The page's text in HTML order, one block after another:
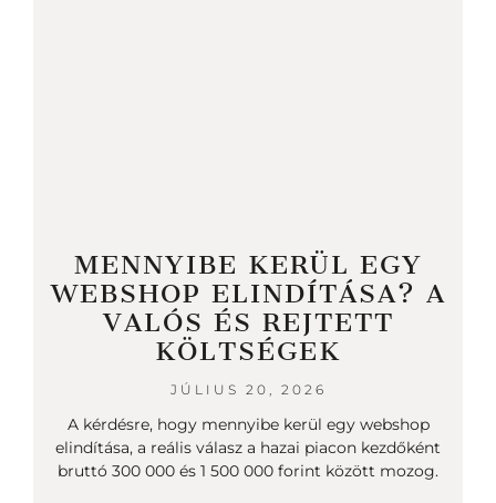
MENNYIBE KERÜL EGY
WEBSHOP ELINDÍTÁSA? A
VALÓS ÉS REJTETT
KÖLTSÉGEK
JÚLIUS 20, 2026
A kérdésre, hogy mennyibe kerül egy webshop
elindítása, a reális válasz a hazai piacon kezdőként
bruttó 300 000 és 1 500 000 forint között mozog.